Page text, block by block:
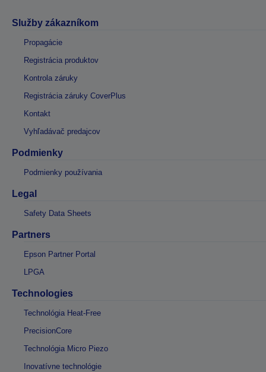
Služby zákazníkom
Propagácie
Registrácia produktov
Kontrola záruky
Registrácia záruky CoverPlus
Kontakt
Vyhľadávač predajcov
Podmienky
Podmienky používania
Legal
Safety Data Sheets
Partners
Epson Partner Portal
LPGA
Technologies
Technológia Heat-Free
PrecisionCore
Technológia Micro Piezo
Inovatívne technológie